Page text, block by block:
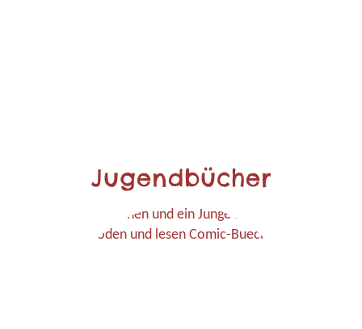
Jugendbücher